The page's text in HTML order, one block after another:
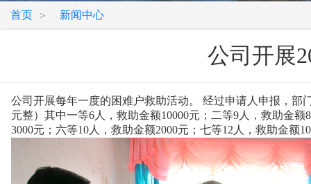
首页 > 新闻中心
公司开展
公司开展每年一度的困难户救助活动。 经过申请人申报，部
元整）其中一等6人，救助金额10000元；二等9人，救助金
3000元；六等10人，救助金额2000元；七等12人，救助金额